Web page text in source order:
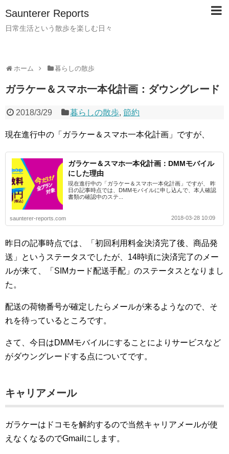
Saunterer Reports
日常生活という散歩を楽しむ日々
ホーム 暮らしの散歩
ガラケー＆スマホ一本化計画：ダウングレード
2018/3/29 暮らしの散歩,節約
現在進行中の「ガラケー＆スマホ一本化計画」ですが、
ガラケー＆スマホ一本化計画：DMMモバイル
にした理由
現在進行中の「ガラケー＆スマホ一本化計画」ですが、 昨
日の記事時点では、DMMモバイルに申し込んで、本人確認
書類の確認中のステ...
saunterer-reports.com 2018-03-28 10:09
昨日の記事時点では、「初回利用料金決済完了後、商品発
送」というステータスでしたが、14時頃に決済完了のメー
ルが来て、「SIMカード配送手配」のステータスとなりまし
た。
配送の荷物番号が確定したらメールが来るようなので、そ
れを待っているところです。
さて、今日はDMMモバイルにすることによりサービスなど
がダウングレードする点についてです。
キャリアメール
ガラケーはドコモを解約するので当然キャリアメールが使
えなくなるのでGmailにします。